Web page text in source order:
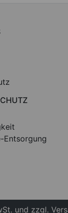
und zzgl.